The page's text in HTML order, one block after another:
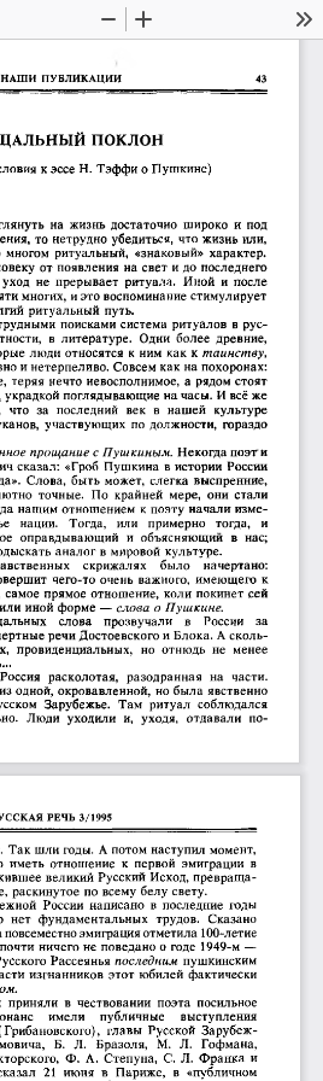
Zoom
НАШИ  ПУБЛИКАЦИИ 43
ПОКЛОН
к эссе Н.  Тэффи о Пушкине)
на  жизнь  достаточно  широко  и  под
то  нетрудно  убедиться,  что  жизнь  или,
многом  ритуальный,  «знаковый»  характер.
от  появления  на  свет  и до  последнего
не  прерывает  ритуала. Иной  и  после
многих,  и это воспоминание стимулирует
ритуальный  путь.
поисками  система  ритуалов  в  рус­
в  литературе. Одни  более  древние,
люди  относятся  к  ним  как  к таинству,
и нетерпеливо.  Совсем как на похоронах:
теряя  нечто  невосполнимое,  а  рядом  стоят
поглядывающие  на часы.  И всё же
что за последний век в нашей культуре
участвующих  по  должности,  гораздо
прощание с Пушкиным.
  Некогда поэт'и
сказал:  «Гроб  Пушкина  в  истории  России
Слова,  быть  может,  слегка  выспренние,
точные. По  крайней  мере,  они  стали
нашим  отношением  к  поэту  начали изме­
нации. Тогда, или примерно тогда,
и
оправдывающий и  объясняющий в  нас;
аналог в  мировой  культуре.
скрижалях было
начертано:
чего-то  очень  важного,  имеющего  к
самое  прямое  отношение,  коли  покинет сей
иной  форме — слова о Пушкине.
слова прозвучали в России
за
речи Достоевского и Блока. А сколь­
провиденциальных, но  отнюдь  не менее
расколотая, разодранная на
части.
одной,  окровавленной,  но была  явственно
Зарубежье. Там  ритуал соблюдался
Люди  уходили и, уходя, отдавали по­
РЕЧЬ  3/1995
Так шли годы.  А потом  наступил  момент,
иметь  отношение  к  первой  эмиграции  в
великий  Русский  Исход,  превраща­
раскинутое  по  всему  белу  свету.
России  написано  в  последние  годы
нет фундаментальных трудов.
Сказано
повсеместно эмиграция отметила 100-летие
ничего не  поведано о  годе  1949-м  —
Рассеянья последним
  пушкинским
изгнанников  этот  юбилей  фактически
в  чествовании  поэта  посильное
имели публичные
выступления
Грибановского),  главы  Русской  Зарубеж­
Б. Л. Бразоля, М. Л.
Гофмана,
Ф.  А.  Степуна,  С.  Л.  Франка  и
21 июня  в  Париже, в «публичном